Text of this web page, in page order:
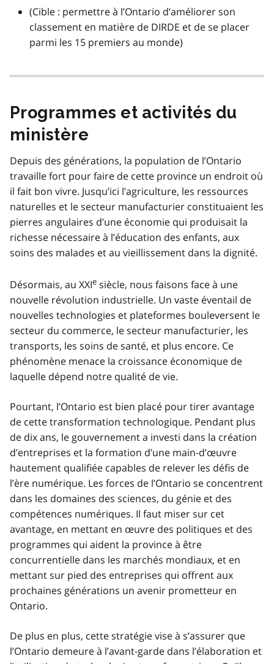
e
1
(Cible : permettre à l’Ontario d’améliorer son
classement en matière de DIRDE et de se placer
parmi les 15 premiers au monde)
Programmes et activités du
ministère
Depuis des générations, la population de l’Ontario
travaille fort pour faire de cette province un endroit où
il fait bon vivre. Jusqu’ici l’agriculture, les ressources
naturelles et le secteur manufacturier constituaient les
pierres angulaires d’une économie qui produisait la
richesse nécessaire à l’éducation des enfants, aux
soins des malades et au vieillissement dans la dignité.
Désormais, au XXIe siècle, nous faisons face à une
nouvelle révolution industrielle. Un vaste éventail de
nouvelles technologies et plateformes bouleversent le
secteur du commerce, le secteur manufacturier, les
transports, les soins de santé, et plus encore. Ce
phénomène menace la croissance économique de
laquelle dépend notre qualité de vie.
Pourtant, l’Ontario est bien placé pour tirer avantage
de cette transformation technologique. Pendant plus
de dix ans, le gouvernement a investi dans la création
d’entreprises et la formation d’une main-d’œuvre
hautement qualifiée capables de relever les défis de
l’ère numérique. Les forces de l’Ontario se concentrent
dans les domaines des sciences, du génie et des
compétences numériques. Il faut miser sur cet
avantage, en mettant en œuvre des politiques et des
programmes qui aident la province à être
concurrentielle dans les marchés mondiaux, et en
mettant sur pied des entreprises qui offrent aux
prochaines générations un avenir prometteur en
Ontario.
De plus en plus, cette stratégie vise à s’assurer que
l’Ontario demeure à l’avant-garde dans l’élaboration et